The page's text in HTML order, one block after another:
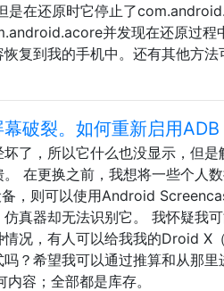
是在还原时它停止了
并发现在还原过程
复到我的手机中。还有其他方法
破裂。如何重新启用ADB
了，所以它什么也没显示，但
在更换之前，我想将一些个人
，则可以使用Android
真器却无法识别它。 我怀疑我
况，有人可以给我我的Droid X
？希望我可以通过推算和从那
容；全部都是库存。